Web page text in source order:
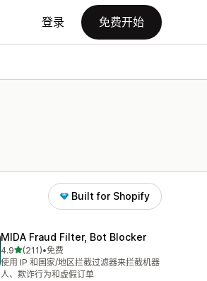
登录 免费开始
Built for Shopify
MIDA Fraud Filter, Bot Blocker
4.9星（满分 5 星）
(211)
总共 211 条评论
•免费
使用 IP 和国家/地区拦截过滤器来拦截机器
人、欺诈行为和虚假订单